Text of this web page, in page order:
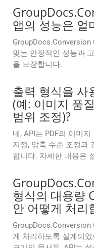
앱의 성능은 얼
맞는 안정적인 성능과
을 보장합니다.
출력 형식을 사
(예: 이미지 품
범위 조정)?
네, API는 PDF의 이미
지정, 압축 수준 조정과
합니다. 자세한 내용은
형식의 대용량
안 어떻게 처리
게 처리하도록 설계되